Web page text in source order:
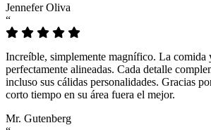
Jennefer Oliva
“
Increíble, simplemente magnífico. La comida
perfectamente alineadas. Cada detalle
incluso sus cálidas personalidades. Gracias
corto tiempo en su área fuera el mejor.
Mr. Gutenberg